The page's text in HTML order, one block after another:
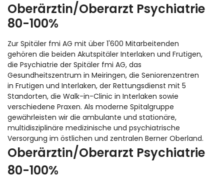
Oberärztin/Oberarzt Psychiatrie
80-100%
Zur Spitäler fmi AG mit über 1'600 Mitarbeitenden
gehören die beiden Akutspitäler Interlaken und Frutigen,
die Psychiatrie der Spitäler fmi AG, das
Gesundheitszentrum in Meiringen, die Seniorenzentren
in Frutigen und Interlaken, der Rettungsdienst mit 5
Standorten, die Walk-in-Clinic in Interlaken sowie
verschiedene Praxen. Als moderne Spitalgruppe
gewährleisten wir die ambulante und stationäre,
multidisziplinäre medizinische und psychiatrische
Versorgung im östlichen und zentralen Berner Oberland.
Oberärztin/Oberarzt Psychiatrie
80-100%